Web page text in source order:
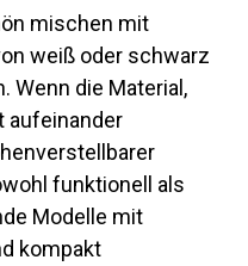
mischen mit
weiß oder schwarz
Wenn die Material,
aufeinander
funktionell als
Modelle mit
kompakt